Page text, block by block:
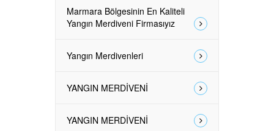
Marmara Bölgesinin En Kaliteli
Yangın Merdiveni Firmasıyız
Yangın Merdivenleri
YANGIN MERDİVENİ
YANGIN MERDİVENİ